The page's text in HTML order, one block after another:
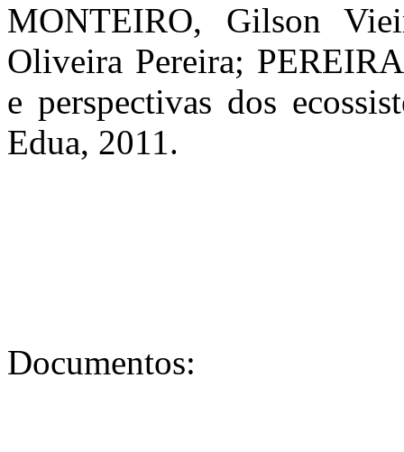
MONTEIRO, Gilson
Oliveira Pereira;
e perspectivas dos
Edua, 2011.
Documentos: